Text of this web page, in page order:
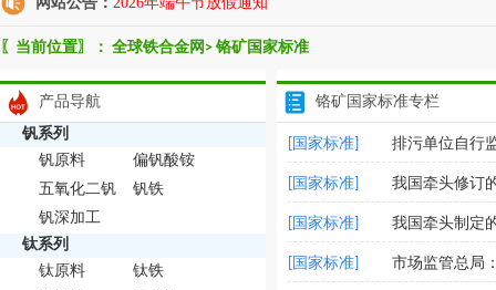
〖当前位置〗： 全球铁合金网 > 铬矿国家标准
产品导航
钒系列
钒原料
偏钒酸铵
五氧化二钒
钒铁
钒深加工
钛系列
钛原料
钛铁
铬矿国家标准专栏
[国家标准] 排污单位自行
[国家标准] 我国牵头修订
[国家标准] 我国牵头制定
[国家标准] 市场监管总局